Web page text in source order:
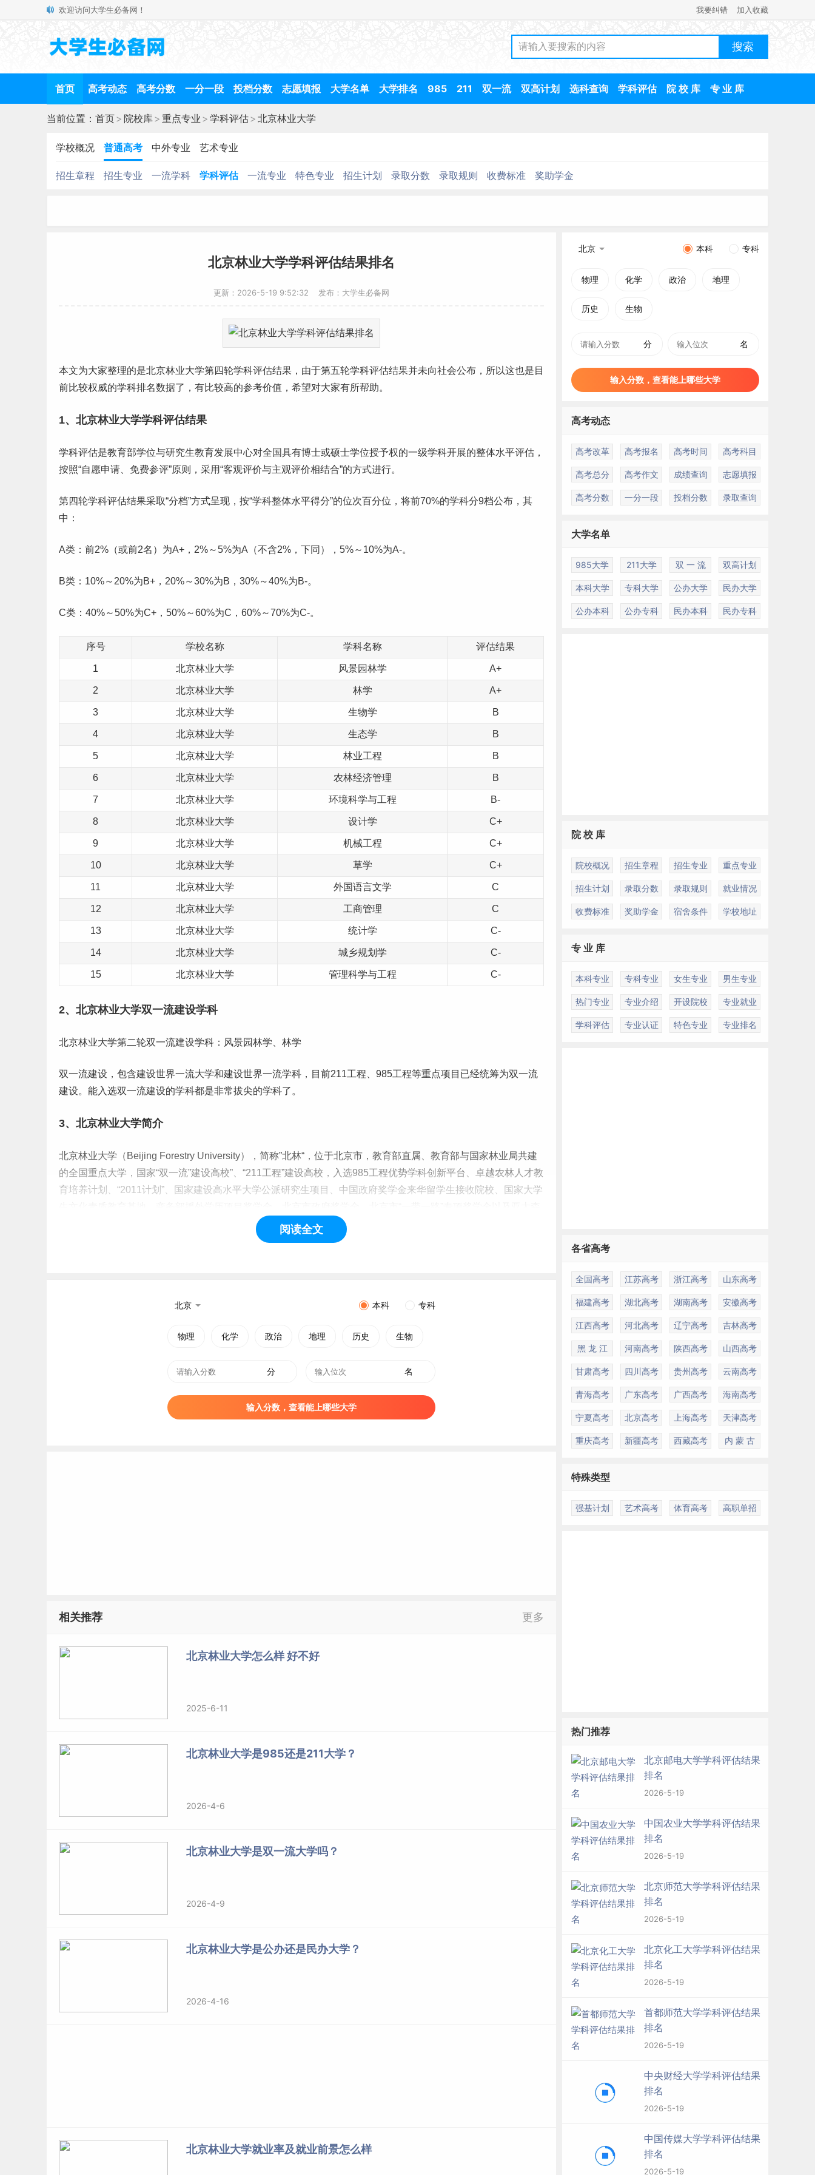
欢迎访问大学生必备网！ 我要纠错 加入收藏
首页 高考动态 高考分数 一分一段 投档分数 志愿填报 大学名单 大学排名 985 211 双一流 双高计划 选科查询 学科评估 院 校 库 专 业 库
当前位置： 首页> 院校库> 重点专业 > 学科评估> 北京林业大学
学校概况 普通高考 中外专业 艺术专业
招生章程 招生专业 一流学科 学科评估 一流专业 特色专业 招生计划 录取分数 录取规则 收费标准 奖助学金
北京林业大学学科评估结果排名
更新：2026-5-19 9:52:32 发布：大学生必备网
本文为大家整理的是北京林业大学第四轮学科评估结果，由于第五轮学科评估结果并未向社会公布，所以这也是目
前比较权威的学科排名数据了，有比较高的参考价值，希望对大家有所帮助。
1、北京林业大学学科评估结果
学科评估是教育部学位与研究生教育发展中心对全国具有博士或硕士学位授予权的一级学科开展的整体水平评估，
按照“自愿申请、免费参评”原则，采用“客观评价与主观评价相结合”的方式进行。
第四轮学科评估结果采取“分档”方式呈现，按“学科整体水平得分”的位次百分位，将前70%的学科分9档公布，其
中：
A类：前2%（或前2名）为A+，2%～5%为A（不含2%，下同），5%～10%为A-。
B类：10%～20%为B+，20%～30%为B，30%～40%为B-。
C类：40%～50%为C+，50%～60%为C，60%～70%为C-。
序号 学校名称 学科名称 评估结果
1 北京林业大学 风景园林学 A+
2 北京林业大学 林学 A+
3 北京林业大学 生物学 B
4 北京林业大学 生态学 B
5 北京林业大学 林业工程 B
6 北京林业大学 农林经济管理 B
7 北京林业大学 环境科学与工程 B-
8 北京林业大学 设计学 C+
9 北京林业大学 机械工程 C+
10 北京林业大学 草学 C+
11 北京林业大学 外国语言文学 C
12 北京林业大学 工商管理 C
13 北京林业大学 统计学 C-
14 北京林业大学 城乡规划学 C-
15 北京林业大学 管理科学与工程 C-
2、北京林业大学双一流建设学科
北京林业大学第二轮双一流建设学科：风景园林学、林学
双一流建设，包含建设世界一流大学和建设世界一流学科 ，目前211工程、 985工程等重点项目已经统筹为双一流
建设。能入选双一流建设的学科都是非常拔尖的学科了。
3、北京林业大学简介
北京林业大学（Beijing Forestry University），简称”北林“，位于北京市，教育部直属、教育部与国家林业局共建
的全国重点大学，国家“双一流”建设高校”、“211工程”建设高校，入选985工程优势学科创新平台、卓越农林人才教
育培养计划、“2011计划”、国家建设高水平大学公派研究生项目、中国政府奖学金来华留学生接收院校、国家大学
林组织奖学金项目院校，北京高科大学联盟、丝绸之路农业教育科技创新联盟创始成员，全国首批博士、硕士、学
士学位授予单位，国务院学位委员会、教育部授权可自行审定教授任职资格的高校，国务院学位委员会授权一级学
立北京林学院。1956年北京农业大学造园系和清华大学建筑系部分并入学校。1960年被列为全国重点高等学校。
阅读全文
北京 本科 专科
物理 化学 政治 地理 历史 生物
分 名
输入分数，查看能上哪些大学
相关推荐 更多
北京林业大学怎么样 好不好
2025-6-11
北京林业大学是985还是211大学？
2026-4-6
北京林业大学是双一流大学吗？
2026-4-9
北京林业大学是公办还是民办大学？
2026-4-16
北京林业大学就业率及就业前景怎么样
北京 本科 专科
物理 化学 政治 地理
历史 生物
分 名
输入分数，查看能上哪些大学
高考动态
高考改革 高考报名 高考时间 高考科目
高考总分 高考作文 成绩查询 志愿填报
高考分数 一分一段 投档分数 录取查询
大学名单
985大学 211大学 双 一 流 双高计划
本科大学 专科大学 公办大学 民办大学
公办本科 公办专科 民办本科 民办专科
院 校 库
院校概况 招生章程 招生专业 重点专业
招生计划 录取分数 录取规则 就业情况
收费标准 奖助学金 宿舍条件 学校地址
专 业 库
本科专业 专科专业 女生专业 男生专业
热门专业 专业介绍 开设院校 专业就业
学科评估 专业认证 特色专业 专业排名
各省高考
全国高考 江苏高考 浙江高考 山东高考
福建高考 湖北高考 湖南高考 安徽高考
江西高考 河北高考 辽宁高考 吉林高考
黑 龙 江 河南高考 陕西高考 山西高考
甘肃高考 四川高考 贵州高考 云南高考
青海高考 广东高考 广西高考 海南高考
宁夏高考 北京高考 上海高考 天津高考
重庆高考 新疆高考 西藏高考 内 蒙 古
特殊类型
强基计划 艺术高考 体育高考 高职单招
热门推荐
北京邮电大学学科评估结果
排名
2026-5-19
中国农业大学学科评估结果
排名
2026-5-19
北京师范大学学科评估结果
排名
2026-5-19
北京化工大学学科评估结果
排名
2026-5-19
首都师范大学学科评估结果
排名
2026-5-19
中央财经大学学科评估结果
排名
2026-5-19
中国传媒大学学科评估结果
排名
2026-5-19